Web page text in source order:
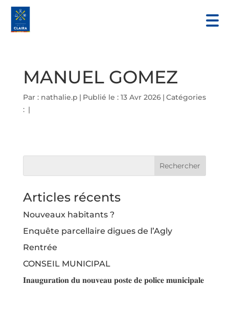
MANUEL GOMEZ
Par : nathalie.p | Publié le : 13 Avr 2026 | Catégories
: |
Articles récents
Nouveaux habitants ?
Enquête parcellaire digues de l’Agly
Rentrée
CONSEIL MUNICIPAL
𝐈𝐧𝐚𝐮𝐠𝐮𝐫𝐚𝐭𝐢𝐨𝐧 𝐝𝐮 𝐧𝐨𝐮𝐯𝐞𝐚𝐮 𝐩𝐨𝐬𝐭𝐞 𝐝𝐞 𝐩𝐨𝐥𝐢𝐜𝐞 𝐦𝐮𝐧𝐢𝐜𝐢𝐩𝐚𝐥𝐞